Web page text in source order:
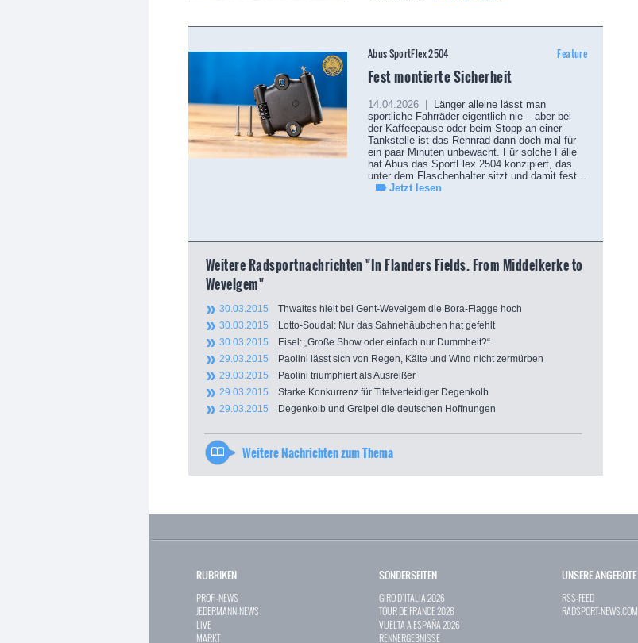
Feature
Abus SportFlex 2504
Fest montierte Sicherheit
14.04.2026 |
Länger alleine lässt man
sportliche Fahrräder eigentlich nie – aber bei
der Kaffeepause oder beim Stopp an einer
Tankstelle ist das Rennrad dann doch mal für
ein paar Minuten unbewacht. Für solche Fälle
hat Abus das SportFlex 2504 konzipiert, das
unter dem Flaschenhalter sitzt und damit fest...
Jetzt lesen
Weitere Radsportnachrichten "In Flanders Fields. From Middelkerke to
Wevelgem"
30.03.2015 Thwaites hielt bei Gent-Wevelgem die Bora-Flagge hoch
30.03.2015 Lotto-Soudal: Nur das Sahnehäubchen hat gefehlt
30.03.2015 Eisel: „Große Show oder einfach nur Dummheit?“
29.03.2015 Paolini lässt sich von Regen, Kälte und Wind nicht zermürben
29.03.2015 Paolini triumphiert als Ausreißer
29.03.2015 Starke Konkurrenz für Titelverteidiger Degenkolb
29.03.2015 Degenkolb und Greipel die deutschen Hoffnungen
Weitere Nachrichten zum Thema
RUBRIKEN
PROFI-NEWS
JEDERMANN-NEWS
LIVE
MARKT
SONDERSEITEN
GIRO D`ITALIA 2026
TOUR DE FRANCE 2026
VUELTA A ESPAÑA 2026
RENNERGEBNISSE
UNSERE ANGEBOTE
RSS-FEED
RADSPORT-NEWS.COM